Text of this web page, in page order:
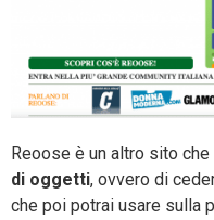
Reoose è un altro sito
di oggetti, ovvero di
che poi potrai usare sulla